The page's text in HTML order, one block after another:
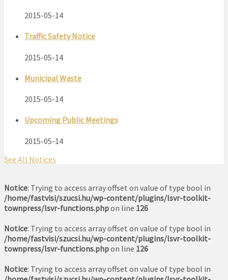
2015-05-14
Traffic Safety Notice
2015-05-14
Municipal Waste
2015-05-14
Upcoming Public Meetings
2015-05-14
See All Notices
Notice: Trying to access array offset on value of type bool in
/home/fastvisi/szucsi.hu/wp-content/plugins/lsvr-toolkit-
townpress/lsvr-functions.phpon line 126
Notice: Trying to access array offset on value of type bool in
/home/fastvisi/szucsi.hu/wp-content/plugins/lsvr-toolkit-
townpress/lsvr-functions.phpon line 126
Notice: Trying to access array offset on value of type bool in